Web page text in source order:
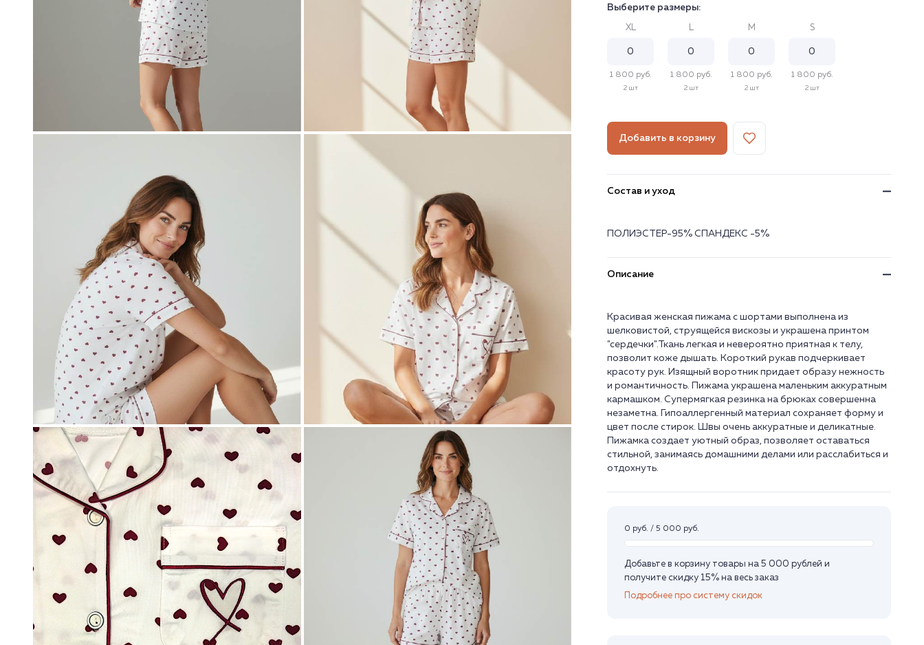
Выберите размеры:
XL
1 800 руб.
2 шт
L
1 800 руб.
2 шт
M
1 800 руб.
2 шт
S
1 800 руб.
2 шт
Добавить в корзину
Состав и уход
ПОЛИЭСТЕР-95% СПАНДЕКС -5%
Описание
Красивая женская пижама с шортами выполнена из
шелковистой, струящейся вискозы и украшена принтом
"сердечки".Ткань легкая и невероятно приятная к телу,
позволит коже дышать. Короткий рукав подчеркивает
красоту рук. Изящный воротник придает образу нежность
и романтичность. Пижама украшена маленьким аккуратным
кармашком. Супермягкая резинка на брюках совершенна
незаметна. Гипоаллергенный материал сохраняет форму и
цвет после стирок. Швы очень аккуратные и деликатные.
Пижамка создает уютный образ, позволяет оставаться
стильной, занимаясь домашними делами или расслабиться и
отдохнуть.
0 руб. / 5 000 руб.
Добавьте в корзину товары на 5 000 рублей и
получите скидку 15% на весь заказ
Подробнее про систему скидок